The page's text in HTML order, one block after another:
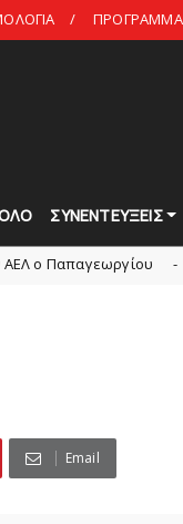
ΠΡΟΓΡΑΜΜΑ
ΣΥΝΕΝΤΕΥΞΕΙΣ
slide
Email